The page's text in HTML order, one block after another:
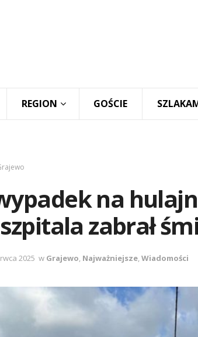
REGION GOŚCIE
na
zabrał
2025 w Grajewo, Najważniejsze,Wiadomości